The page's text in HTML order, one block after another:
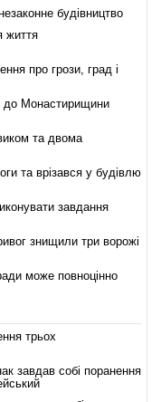
будівництво
життя
про грози, град і
до Монастирищини
та двома
та врізався у будівлю
завдання
знищили три ворожі
може повноцінно
трьох
завдав собі поранення